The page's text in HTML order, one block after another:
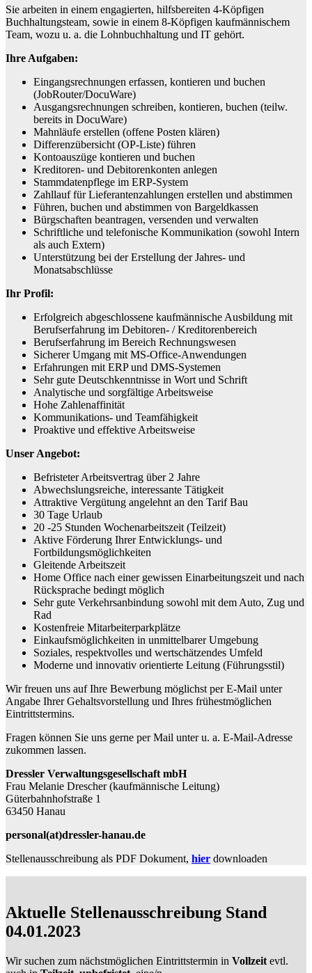
Sie arbeiten in einem engagierten, hilfsbereiten 4-Köpfigen
Buchhaltungsteam, sowie in einem 8-Köpfigen kaufmännischem
Team, wozu u. a. die Lohnbuchhaltung und IT gehört.
Ihre Aufgaben:
Eingangsrechnungen erfassen, kontieren und buchen
(JobRouter/DocuWare)
Ausgangsrechnungen schreiben, kontieren, buchen (teilw.
bereits in DocuWare)
Mahnläufe erstellen (offene Posten klären)
Differenzübersicht (OP-Liste) führen
Kontoauszüge kontieren und buchen
Kreditoren- und Debitorenkonten anlegen
Stammdatenpflege im ERP-System
Zahllauf für Lieferantenzahlungen erstellen und abstimmen
Führen, buchen und abstimmen von Bargeldkassen
Bürgschaften beantragen, versenden und verwalten
Schriftliche und telefonische Kommunikation (sowohl Intern
als auch Extern)
Unterstützung bei der Erstellung der Jahres- und
Monatsabschlüsse
Ihr Profil:
Erfolgreich abgeschlossene kaufmännische Ausbildung mit
Berufserfahrung im Debitoren- / Kreditorenbereich
Berufserfahrung im Bereich Rechnungswesen
Sicherer Umgang mit MS-Office-Anwendungen
Erfahrungen mit ERP und DMS-Systemen
Sehr gute Deutschkenntnisse in Wort und Schrift
Analytische und sorgfältige Arbeitsweise
Hohe Zahlenaffinität
Kommunikations- und Teamfähigkeit
Proaktive und effektive Arbeitsweise
Unser Angebot:
Befristeter Arbeitsvertrag über 2 Jahre
Abwechslungsreiche, interessante Tätigkeit
Attraktive Vergütung angelehnt an den Tarif Bau
30 Tage Urlaub
20 -25 Stunden Wochenarbeitszeit (Teilzeit)
Aktive Förderung Ihrer Entwicklungs- und
Fortbildungsmöglichkeiten
Gleitende Arbeitszeit
Home Office nach einer gewissen Einarbeitungszeit und nach
Rücksprache bedingt möglich
Sehr gute Verkehrsanbindung sowohl mit dem Auto, Zug und
Rad
Kostenfreie Mitarbeiterparkplätze
Einkaufsmöglichkeiten in unmittelbarer Umgebung
Soziales, respektvolles und wertschätzendes Umfeld
Moderne und innovativ orientierte Leitung (Führungsstil)
Wir freuen uns auf Ihre Bewerbung möglichst per E-Mail unter
Angabe Ihrer Gehaltsvorstellung und Ihres frühestmöglichen
Eintrittstermins.
Fragen können Sie uns gerne per Mail unter u. a. E-Mail-Adresse
zukommen lassen.
Dressler Verwaltungsgesellschaft mbH
Frau Melanie Drescher (kaufmännische Leitung)
Güterbahnhofstraße 1
63450 Hanau
personal(at)dressler-hanau.de
Stellenausschreibung als PDF Dokument, hier downloaden
Aktuelle Stellenausschreibung Stand
04.01.2023
Wir suchen zum nächstmöglichen Eintrittstermin in Vollzeit evtl.